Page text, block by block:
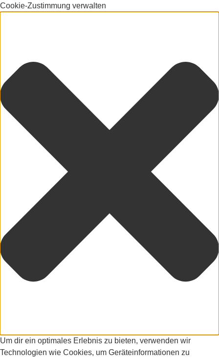
Cookie-Zustimmung verwalten
Um dir ein optimales Erlebnis zu bieten, verwenden wir
Technologien wie Cookies, um Geräteinformationen zu